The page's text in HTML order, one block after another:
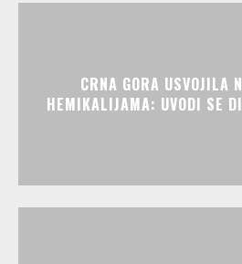
CRNA GORA USVOJILA
HEMIKALIJAMA: UVODI SE